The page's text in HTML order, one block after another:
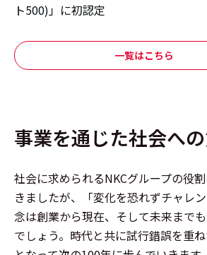
ト500)」に初認定
一覧はこちら
事業を通じた社会へ
社会に求められるNKCグループの役
きましたが、「変化を恐れずチャレ
念は創業から現在、そして未来まで
でしょう。時代と共に試行錯誤を重